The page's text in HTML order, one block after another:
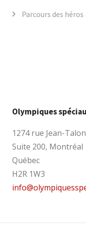
Parcours des héros
Olympiques
1274 rue Jean-Talon
Suite 200, Montréal
Québec
H2R 1W3